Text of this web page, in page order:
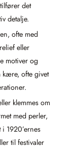
det
detalje.
ofte med
eller
motiver og
ofte givet
klemmes om
med perler,
1920’ernes
til festivaler